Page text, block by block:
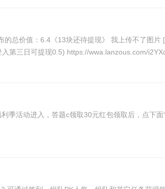
了图片 [hide=d10]恐龙别嚣张0.5 https://wwa.lanzous.com/iFsCnf6dbrc 开局一只鲲0.5
第三日可提现0.5) https://wwa.lanzous.com/
活动进入，答题c领取30元红包领取后，点下